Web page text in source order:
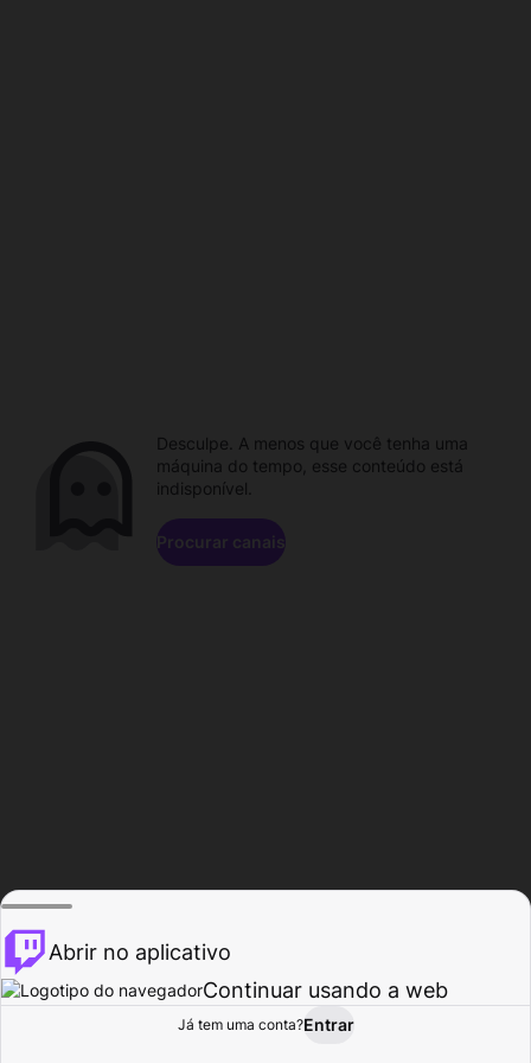
Procurar Atividade
Desculpe. A menos que você tenha uma
máquina do tempo, esse conteúdo está
indisponível.
Procurar canais
Abrir no aplicativo
Continuar usando a web
Já tem uma conta?Entrar